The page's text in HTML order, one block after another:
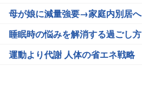
母が娘に減量強要→家庭内別居へ
睡眠時の悩みを解消する過ごし方
運動より代謝 人体の省エネ戦略